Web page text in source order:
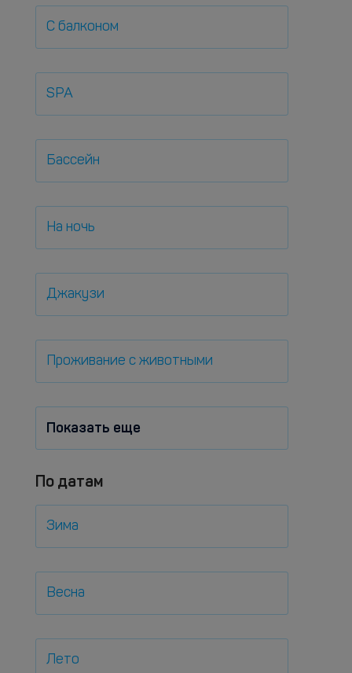
С балконом
SPA
Бассейн
На ночь
Джакузи
Проживание с животными
Показать еще
По датам
Зима
Весна
Лето